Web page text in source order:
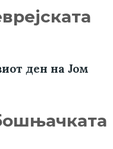
ден на Јом